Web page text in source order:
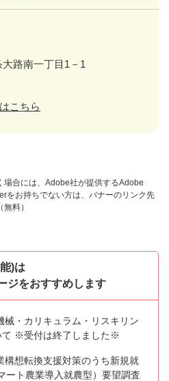
路南一丁目1－1
こちら
場合には、Adobe社が提供するAdobe
をお持ちでない方は、バナーのリンク先
料）
)は
ジをおすすめします
械・カリキュラム・リスキリン
て ※受付は終了しました※
構想転換支援対策のうち新規就
ート農業導入就農型）要望調査